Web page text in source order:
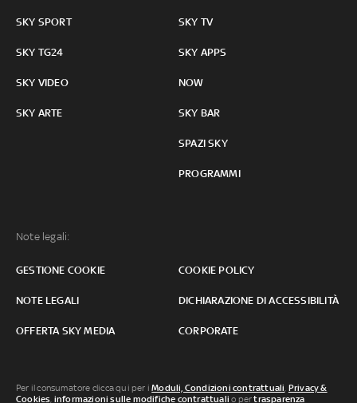
SKY SPORT
SKY TG24
SKY VIDEO
SKY ARTE
SKY TV
SKY APPS
NOW
SKY BAR
SPAZI SKY
PROGRAMMI
Note legali:
GESTIONE COOKIE COOKIE POLICY
NOTE LEGALI DICHIARAZIONE DI ACCESSIBILITÀ
OFFERTA SKY MEDIA CORPORATE
Per il consumatore clicca qui per iModuli, Condizioni contrattuali, Privacy &
Cookies, informazioni sulle modifiche contrattuali o pertrasparenza